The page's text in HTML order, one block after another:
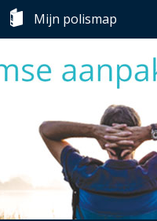
Mijn polismap